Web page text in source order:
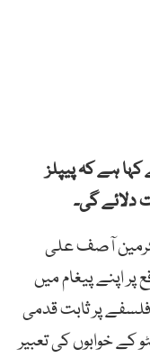
ہے کہ پیپلز
دلائے گی۔
آصف علی
پر اپنے پیغام میں
فلسفے پر ثابت قدمی
کے خوابوں کی تعبیر